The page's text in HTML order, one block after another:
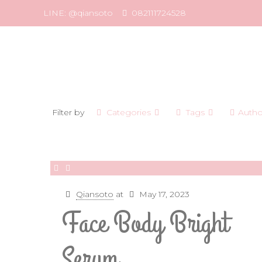
LINE: @qiansoto 082111724528
Filter by Categories Tags
Qiansoto at May 17, 2023
Face Body Bright